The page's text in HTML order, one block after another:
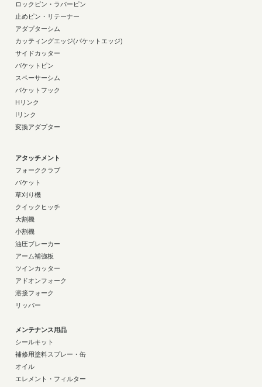
ロックピン・ラバーピン
止めピン・リテーナー
アダプターシム
カッティングエッジ(バケットエッジ)
サイドカッター
バケットピン
スペーサーシム
バケットフック
Hリンク
Iリンク
変換アダプター
アタッチメント
フォーククラブ
バケット
草刈り機
クイックヒッチ
大割機
小割機
油圧ブレーカー
アーム補強板
ツインカッター
アドオンフォーク
溶接フォーク
リッパー
メンテナンス用品
シールキット
補修用塗料スプレー・缶
オイル
エレメント・フィルター